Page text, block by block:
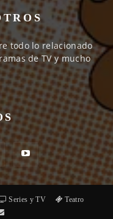
todo lo relacionado
de TV y mucho
Series y TV
Teatro